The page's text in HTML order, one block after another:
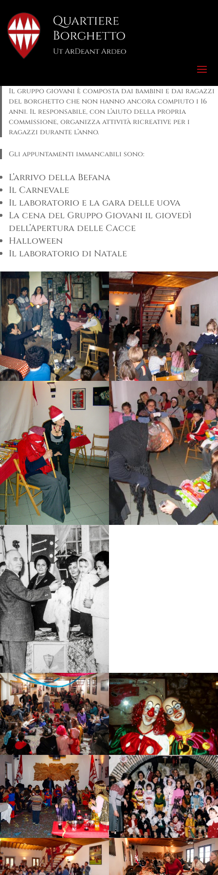
Il gruppo giovani è composta dai bambini e dai ragazzi
del borghetto che non hanno ancora compiuto i 16
anni. Il responsabile, con l’aiuto della propria
commissione, organizza attività ricreative per i
ragazzi durante l’anno.
Gli appuntamenti immancabili sono:
L’arrivo della Befana
Il Carnevale
Il laboratorio e la gara delle uova
La cena del Gruppo Giovani il giovedì
dell’Apertura delle Cacce
Halloween
Il laboratorio di Natale